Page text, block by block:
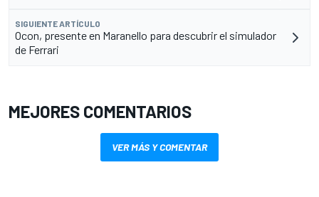
SIGUIENTE ARTÍCULO
Ocon, presente en Maranello para descubrir el simulador
de Ferrari
MEJORES COMENTARIOS
VER MÁS Y COMENTAR